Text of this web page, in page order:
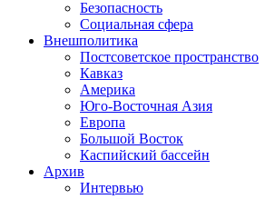
Безопасность
Социальная сфера
Внешполитика
Постсоветское пространство
Кавказ
Америка
Юго-Восточная Азия
Европа
Большой Восток
Каспийский бассейн
Архив
Интервью